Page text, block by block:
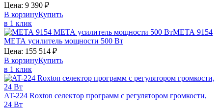
Цена: 9 390 ₽
В корзинуКупить
в 1 клик
МЕТА 9154
МЕТА усилитель мощности 500 Вт
Цена: 155 514 ₽
В корзинуКупить
в 1 клик
AT-224 Roxton селектор программ с регулятором громкости,
24 Вт